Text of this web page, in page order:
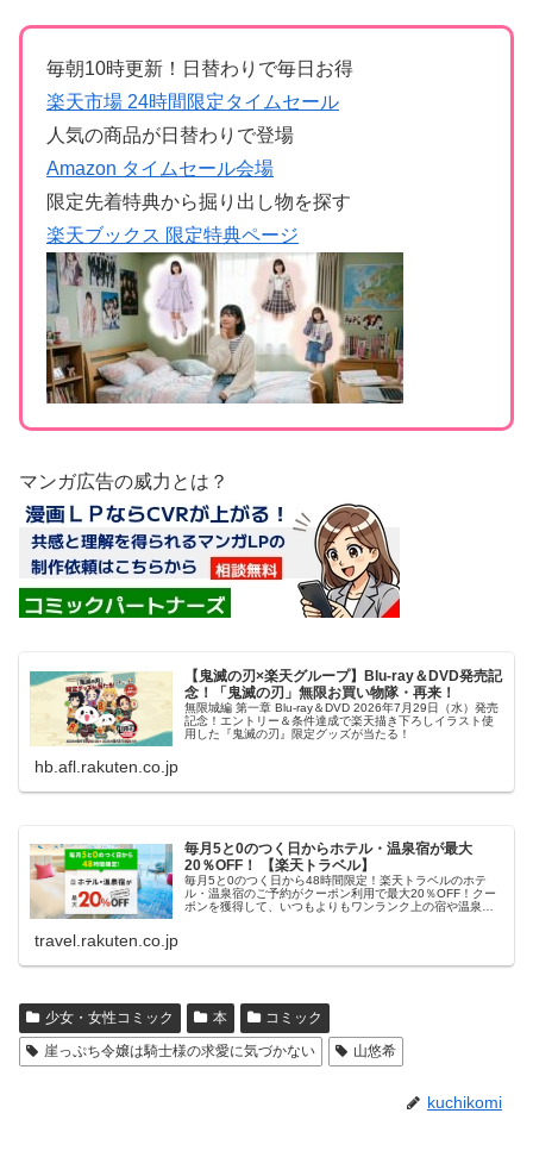
毎朝10時更新！日替わりで毎日お得
楽天市場 24時間限定タイムセール
人気の商品が日替わりで登場
Amazon タイムセール会場
限定先着特典から掘り出し物を探す
楽天ブックス 限定特典ページ
マンガ広告の威力とは？
【鬼滅の刃×楽天グループ】Blu-ray＆DVD発売記
念！「鬼滅の刃」無限お買い物隊・再来！
無限城編 第一章 Blu-ray＆DVD 2026年7月29日（水）発売
記念！エントリー＆条件達成で楽天描き下ろしイラスト使
用した『鬼滅の刃』限定グッズが当たる！
hb.afl.rakuten.co.jp
毎月5と0のつく日からホテル・温泉宿が最大
20％OFF！ 【楽天トラベル】
毎月5と0のつく日から48時間限定！楽天トラベルのホテ
ル・温泉宿のご予約がクーポン利用で最大20％OFF！クー
ポンを獲得して、いつもよりもワンランク上の宿や温泉宿
travel.rakuten.co.jp
少女・女性コミック 本
コミック
崖っぷち令嬢は騎士様の求愛に気づかない
山悠希
kuchikomi